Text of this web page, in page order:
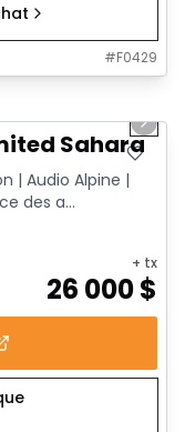
#F0429
Next
Sahara
| Audio Alpine |
des a...
+ tx
26 000$